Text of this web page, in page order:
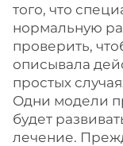
того, что
нормальную
проверить,
описывала
простых
Одни модели
будет
лечение.